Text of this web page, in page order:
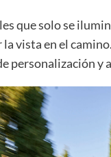
que solo se
vista en el
personalización y